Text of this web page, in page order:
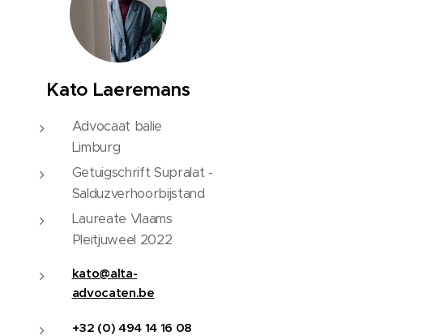
Kato Laeremans
Advocaat balie
Limburg
Getuigschrift Supralat -
Salduzverhoorbijstand
Laureate Vlaams
Pleitjuweel 2022
kato@alta-
advocaten.be
+32 (0) 494 1416 08